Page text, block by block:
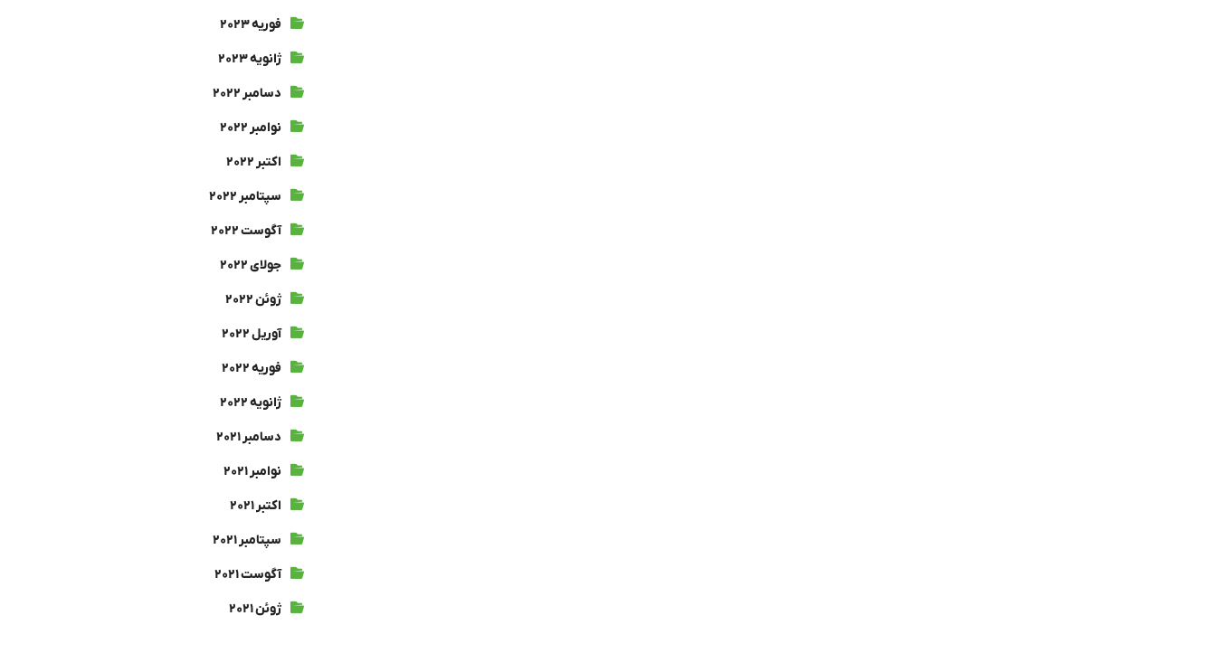
فوریه ۲۰۲۳
ژانویه ۲۰۲۳
دسامبر ۲۰۲۲
نوامبر ۲۰۲۲
اکتبر ۲۰۲۲
سپتامبر ۲۰۲۲
آگوست ۲۰۲۲
جولای ۲۰۲۲
ژوئن ۲۰۲۲
آوریل ۲۰۲۲
فوریه ۲۰۲۲
ژانویه ۲۰۲۲
دسامبر ۲۰۲۱
نوامبر ۲۰۲۱
اکتبر ۲۰۲۱
سپتامبر ۲۰۲۱
آگوست ۲۰۲۱
ژوئن ۲۰۲۱